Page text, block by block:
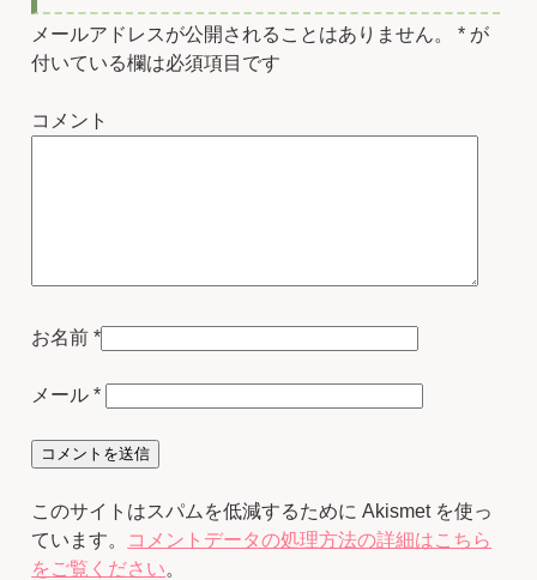
メールアドレスが公開されることはありません。 * が
付いている欄は必須項目です
コメント
お名前 *
メール*
このサイトはスパムを低減するために Akismet を使っ
ています。
コメントデータの処理方法の詳細はこちら
をご覧ください。